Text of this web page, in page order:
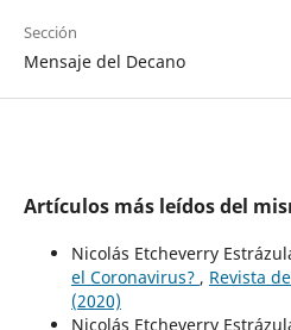
Sección
Mensaje del Decano
Artículos más leídos del
Nicolás Etcheverry
el Coronavirus? , Revista
(2020)
Nicolás Etcheverry